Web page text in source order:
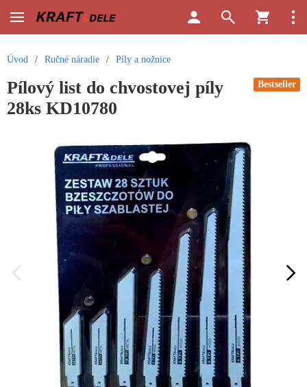
Úvod / Ručné náradie / Píly a nožnice
Bestseller
Pílový list do chvostovej píly
28ks KD10780